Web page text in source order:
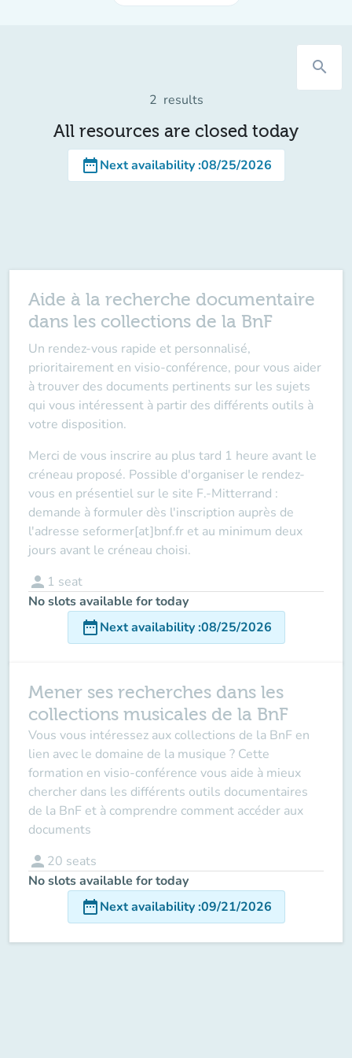
search
2 results
All resources are closed today
date_rangeNext availability:08/25/2026
Aide à la recherche documentaire
dans les collections de la BnF
Un rendez-vous rapide et personnalisé,
prioritairement en visio-conférence, pour vous aider
à trouver des documents pertinents sur les sujets
qui vous intéressent à partir des différents outils à
votre disposition.
Merci de vous inscrire au plus tard 1 heure avant le
créneau proposé. Possible d'organiser le rendez-
vous en présentiel sur le site F.-Mitterrand :
demande à formuler dès l'inscription auprès de
l'adresse seformer[at]bnf.fr et au minimum deux
jours avant le créneau choisi.
person 1 seat
No slots available for today
date_rangeNext availability:08/25/2026
Mener ses recherches dans les
collections musicales de la BnF
Vous vous intéressez aux collections de la BnF en
lien avec le domaine de la musique ? Cette
formation en visio-conférence vous aide à mieux
chercher dans les différents outils documentaires
de la BnF et à comprendre comment accéder aux
documents
person 20 seats
No slots available for today
date_rangeNext availability:09/21/2026